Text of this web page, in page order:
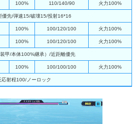
100% 110/140/90 火力100%
優先/弾速15/破壊15/投射16*16
100% 100/120/100 火力100%
100% 100/120/100 火力100%
甲/本体100%継承）/近距離優先
100% 100/100/100 火力100%
応射程100/ノーロック